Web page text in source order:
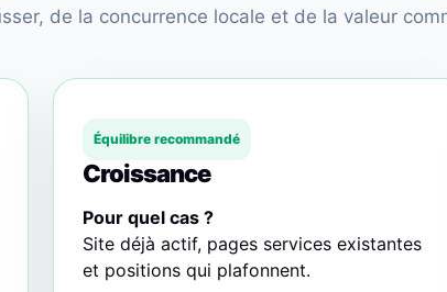
de la concurrence locale et de la valeur
Équilibre recommandé
Croissance
Pour quel cas ?
Site déjà actif, pages services existantes
et positions qui plafonnent.